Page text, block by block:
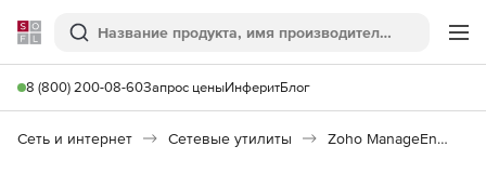
Softline
Поиск
8 (800) 200-08-60Запрос ценыИнферитБлог
Сеть и интернет Сетевые утилиты Zoho ManageEngine EventLog Analyzer